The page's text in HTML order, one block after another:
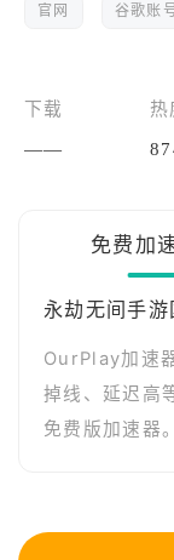
官网 谷歌账
下载
——
热
免费加
永劫无间手游
OurPlay加速
掉线、延迟高
免费版加速器。